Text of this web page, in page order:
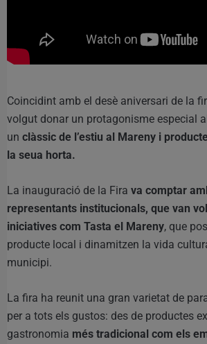
Coincidint amb el desè aniversari de la
volgut donar un protagonisme especial
un clàssic de l’estiu al Mareny i
la seua horta.
La inauguració de la Fira va comptar
representants institucionals, que van
iniciatives com Tasta el Mareny, que
producte local i dinamitzen la vida
municipi.
La fira ha reunit una gran varietat de
per a tots els gustos: des de productes
gastronomia més tradicional com els